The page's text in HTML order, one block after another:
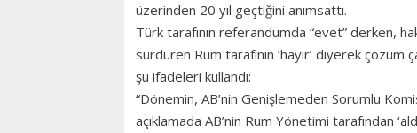
üzerinden 20 yıl geçtiğini anımsattı.
Türk tarafının referandumda “evet” derken,
sürdüren Rum tarafının ‘hayır’ diyerek
şu ifadeleri kullandı:
“Dönemin, AB’nin Genişlemeden Sorumlu
açıklamada AB’nin Rum Yönetimi tarafından